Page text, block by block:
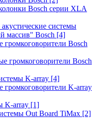
Bosch серии XLA
системы
массив" Bosch [4]
громкоговорители Bosch
громкоговорители Bosch
K-array [4]
громкоговорители K-array
K-array [1]
Out Board TiMax [2]